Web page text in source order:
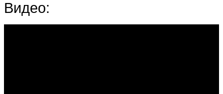
Видео: